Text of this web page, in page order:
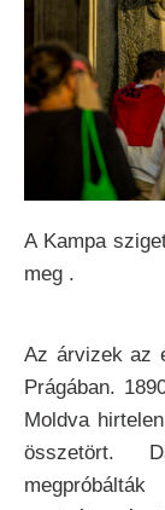
A Kampa
meg .
Az árvizek az
Prágában.
Moldva
összetört.